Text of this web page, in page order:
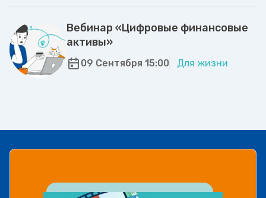
Вебинар «Цифровые финансовые
активы»
09 Сентября 15:00 Для жизни